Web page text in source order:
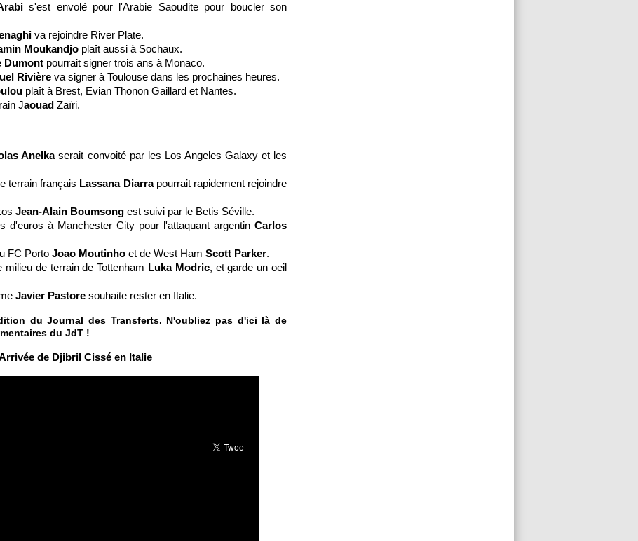
s'est envolé pour l'Arabie Saoudite pour boucler son
va rejoindre River Plate.
Moukandjo plaît aussi à Sochaux.
Dumont pourrait signer trois ans à Monaco.
Rivière va signer à Toulouse dans les prochaines heures.
plaît à Brest, Evian Thonon Gaillard et Nantes.
Jaouad Zaïri.
Anelkaserait convoité par les Los Angeles Galaxy et les
terrain français Lassana Diarrapourrait rapidement rejoindre
Jean-Alain Boumsong est suivi par le Betis Séville.
d'euros à Manchester City pour l'attaquant argentin Carlos
FC Porto Joao Moutinho et de West Ham Scott Parker.
de terrain de Tottenham Luka Modric, et garde un oeil
Javier Pastore souhaite rester en Italie.
du Journal des Transferts. N'oubliez pas d'ici là de
du JdT !
de Djibril Cissé en Italie